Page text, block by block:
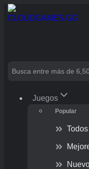
Skip
to
Search
Juegos
Popular